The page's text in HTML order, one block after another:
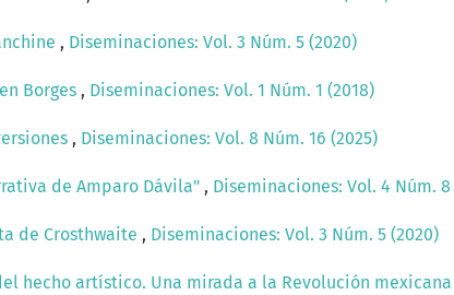
, Diseminaciones: Vol. 3 Núm. 5 (2020)
Borges , Diseminaciones: Vol. 1 Núm. 1 (2018)
, Diseminaciones: Vol. 8 Núm. 16 (2025)
de Amparo Dávila" , Diseminaciones: Vol. 4 Núm. 8
de Crosthwaite , Diseminaciones: Vol. 3 Núm. 5 (2020)
hecho artístico. Una mirada a la Revolución